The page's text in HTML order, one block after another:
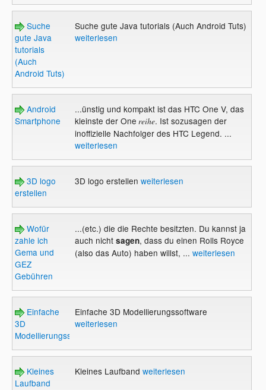
Suche
gute Java
tutorials
(Auch
Android Tuts)
Suche gute Java tutorials (Auch Android Tuts)
weiterlesen
Android
Smartphone
...ünstig und kompakt ist das HTC One V, das
kleinste der One reihe. Ist sozusagen der
inoffizielle Nachfolger des HTC Legend. ...
weiterlesen
3D logo
erstellen
3D logo erstellen weiterlesen
Wofür
zahle ich
Gema und
GEZ
Gebühren
...(etc.) die die Rechte besitzten. Du kannst ja
auch nichtsagen, dass du einen Rolls Royce
(also das Auto) haben willst, ... weiterlesen
Einfache
3D
Modellierungssoftware
Einfache 3D Modellierungssoftware
weiterlesen
Kleines
Laufband
Kleines Laufband weiterlesen